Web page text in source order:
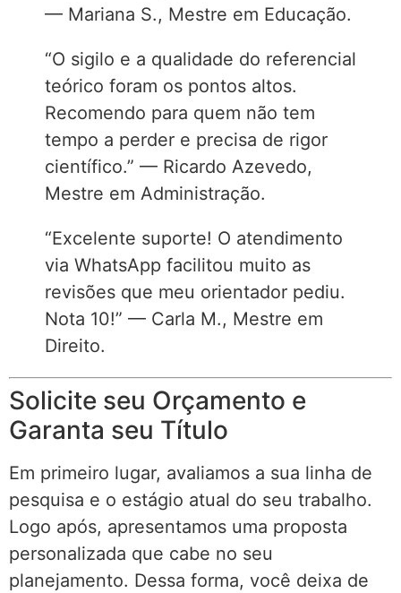
— Mariana S., Mestre em Educação.
“O sigilo e a qualidade do referencial
teórico foram os pontos altos.
Recomendo para quem não tem
tempo a perder e precisa de rigor
científico.” — Ricardo Azevedo,
Mestre em Administração.
“Excelente suporte! O atendimento
via WhatsApp facilitou muito as
revisões que meu orientador pediu.
Nota 10!” — Carla M., Mestre em
Direito.
Solicite seu Orçamento e
Garanta seu Título
Em primeiro lugar, avaliamos a sua linha de
pesquisa e o estágio atual do seu trabalho.
Logo após, apresentamos uma proposta
personalizada que cabe no seu
planejamento. Dessa forma, você deixa de